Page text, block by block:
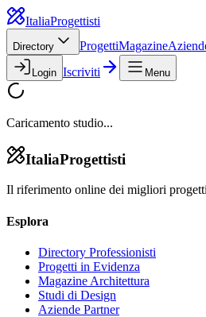
ItaliaProgettisti
Directory ProgettiMagazine
Login Iscriviti Menu
Caricamento studio...
ItaliaProgettisti
Il riferimento online dei migliori
Esplora
Directory Professionisti
Progetti in Evidenza
Magazine Architettura
Studi di Design
Aziende Partner